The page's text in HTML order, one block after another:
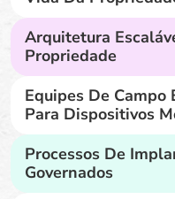
Arquitetura
Propriedade
Equipes De
Para Dispositivos
Processos De
Governados